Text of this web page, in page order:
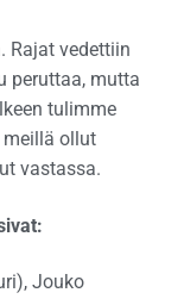
Rajat vedettiin
peruttaa, mutta
tulimme
meillä ollut
vastassa.
Jouko